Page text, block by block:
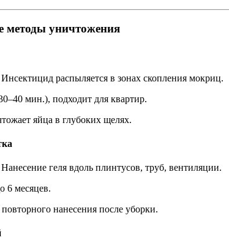
методы уничтожения
Инсектицид распыляется в зонах скопления мокриц.
мин.), подходит для квартир.
яйца в глубоких щелях.
Нанесение геля вдоль плинтусов, труб, вентиляции.
6 месяцев.
повторного нанесения после уборки.